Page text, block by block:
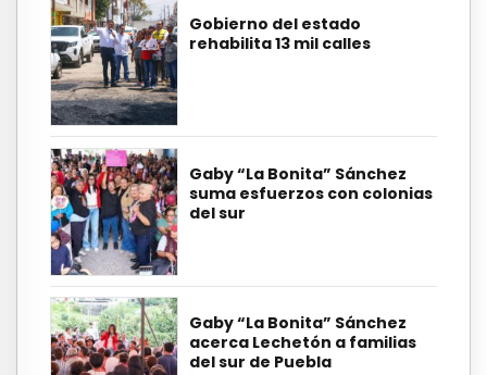
Gobierno del estado
rehabilita 13 mil calles
Gaby “La Bonita” Sánchez
suma esfuerzos con colonias
del sur
Gaby “La Bonita” Sánchez
acerca Lechetón a familias
del sur de Puebla